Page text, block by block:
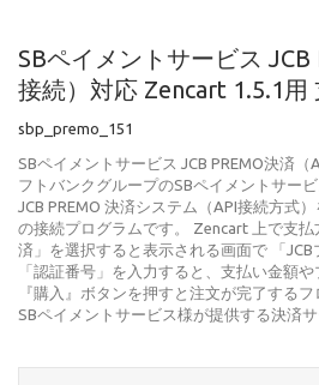
SBペイメントサービス JCB
接続）対応 Zencart 1.5.1用
sbp_premo_151
SBペイメントサービス JCB PREMO決済
フトバンクグループのSBペイメントサー
JCB PREMO 決済システム（API接続方式
の接続プログラムです。 Zencart 上で支払
済」を選択すると表示される画面で 「
「認証番号」を入力すると、支払い金額
『購入』ボタンを押すと注文が完了する
SBペイメントサービス様が提供する決済